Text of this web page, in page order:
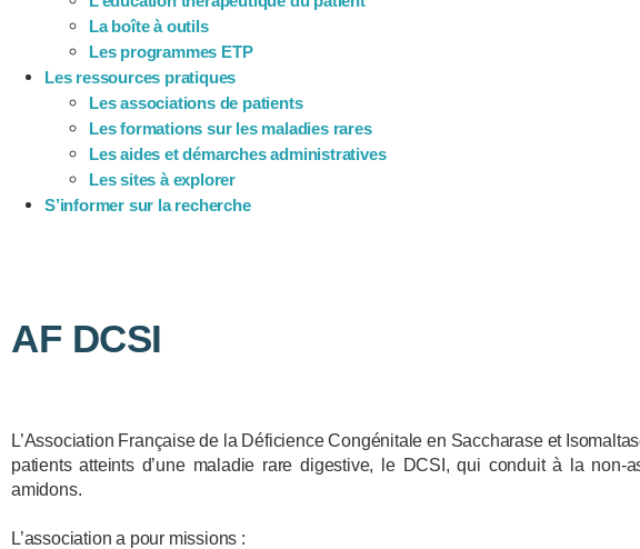
La boîte à outils
Les programmes ETP
Les ressources pratiques
Les associations de patients
Les formations sur les maladies rares
Les aides et démarches administratives
Les sites à explorer
S’informer sur la recherche
AF DCSI
L’Association Française de la Déficience Congénitale en Saccharase et
patients atteints d’une maladie rare digestive, le DCSI, qui conduit à la
amidons.
L’association a pour missions :